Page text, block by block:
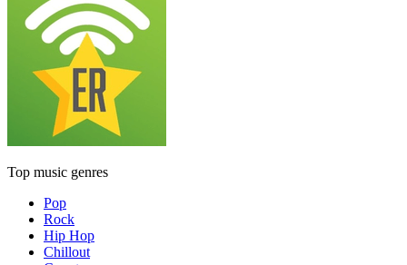
Top music genres
Pop
Rock
Hip Hop
Chillout